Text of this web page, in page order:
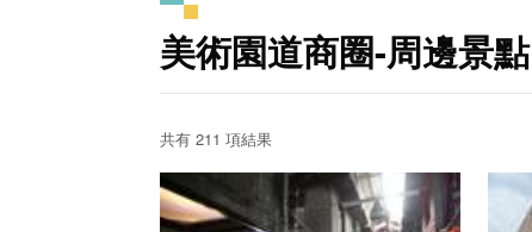
美術園道商圈-周邊景點
共有 211 項結果